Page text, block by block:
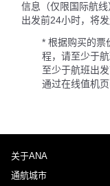
信息（仅限国际航
出发前24小时，将发
* 根据购买的票
程，请至少于
至少于航班出
通过在线值机页
关于ANA
通航城市